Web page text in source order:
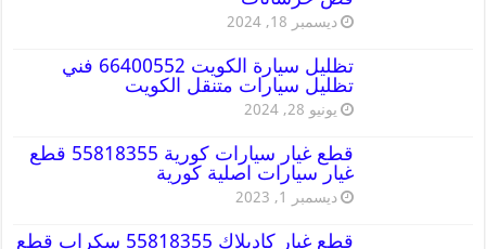
ديسمبر 18, 2024
تظليل سيارة الكويت 66400552 فني
تظليل سيارات متنقل الكويت
يونيو 28, 2024
قطع غيار سيارات كورية 55818355 قطع
غيار سيارات اصلية كورية
ديسمبر 1, 2023
قطع غيار كاديلاك 55818355 سكراب قطع